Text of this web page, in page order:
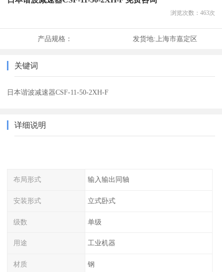
浏览次数： 463次
产品规格： 发货地: 上海市嘉定区
关键词
日本谐波减速器CSF-11-50-2XH-F
详细说明
布局形式 输入输出同轴
安装形式 立式卧式
级数 单级
用途 工业机器
材质 钢